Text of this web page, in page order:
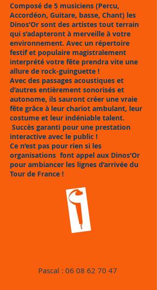
Composé de 5 musiciens (Percu,
Accordéon, Guitare, basse, Chant) les
Dinos’Or sont des artistes tout terrain
qui s’adapteront à merveille à votre
environnement. Avec un répertoire
festif et populaire magistralement
interprété votre fête prendra vite une
allure de rock-guinguette !
Avec des passages acoustiques et
d’autres entièrement sonorisés et
autonome, ils sauront créer une vraie
fête grâce à leur chariot ambulant, leur
costume et leur indéniable talent.
Succès garanti pour une prestation
interactive avec le public !
Ce n’est pas pour rien si les
organisations font appel aux Dinos’Or
pour ambiancer les lignes d’arrivée du
Tour de France !
Pascal : 06 08 62 70 47